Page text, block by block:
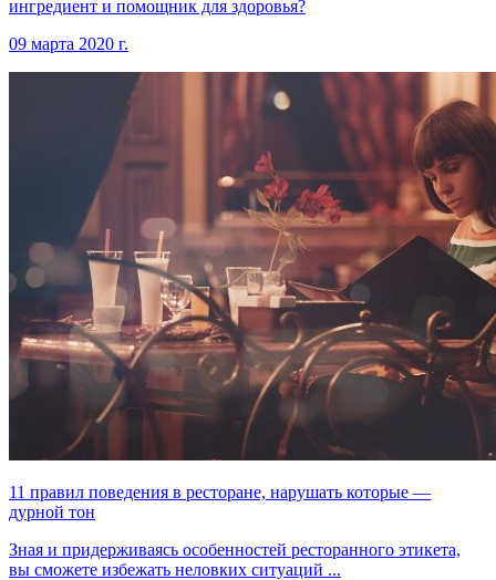
ингредиент и помощник для здоровья?
09 марта 2020 г.
11 правил поведения в ресторане, нарушать которые —
дурной тон
Зная и придерживаясь особенностей ресторанного этикета,
вы сможете избежать неловких ситуаций ...